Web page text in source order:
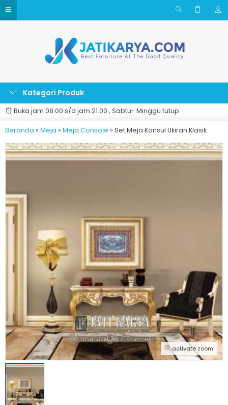
Kategori Produk
Buka jam 08.00 s/d jam 21.00 , Sabtu- Minggu tutup
Beranda » Meja » Meja Console » Set Meja Konsul Ukiran Klasik
activate zoom